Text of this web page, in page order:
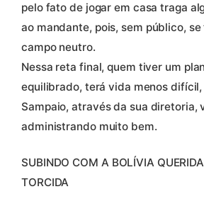
pelo fato de jogar em casa traga
ao mandante, pois, sem público,
campo neutro.
Nessa reta final, quem tiver um
equilibrado, terá vida menos difícil,
Sampaio, através da sua diretoria,
administrando muito bem.
SUBINDO COM A BOLÍVIA
TORCIDA